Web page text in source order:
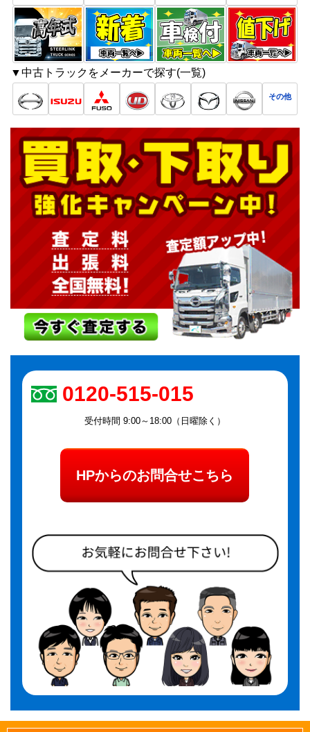
▼中古トラックをメーカーで探す(一覧)
その他
0120-515-015
受付時間 9:00～18:00（日曜除く）
HPからのお問合せこちら